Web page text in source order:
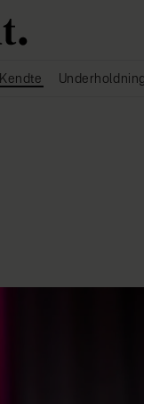
Kendte Underholdning